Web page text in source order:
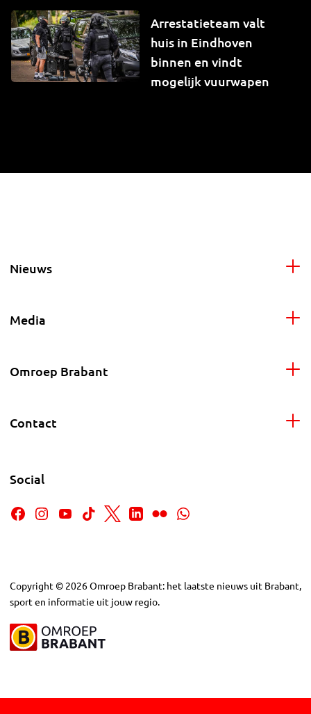
Arrestatieteam valt
huis in Eindhoven
binnen en vindt
mogelijk vuurwapen
Nieuws
Media
Omroep Brabant
Contact
Social
Copyright © 2026Omroep Brabant: het laatste nieuws uit Brabant,
sport en informatie uit jouw regio.